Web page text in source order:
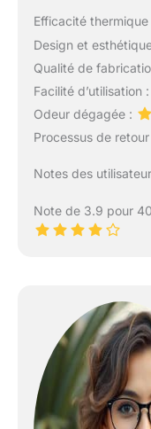
Efficacité thermique
Design et
Qualité de
Facilité d’utilisation :
Odeur dégagée :
Processus de retour
Notes des
Note de 3.9 pour